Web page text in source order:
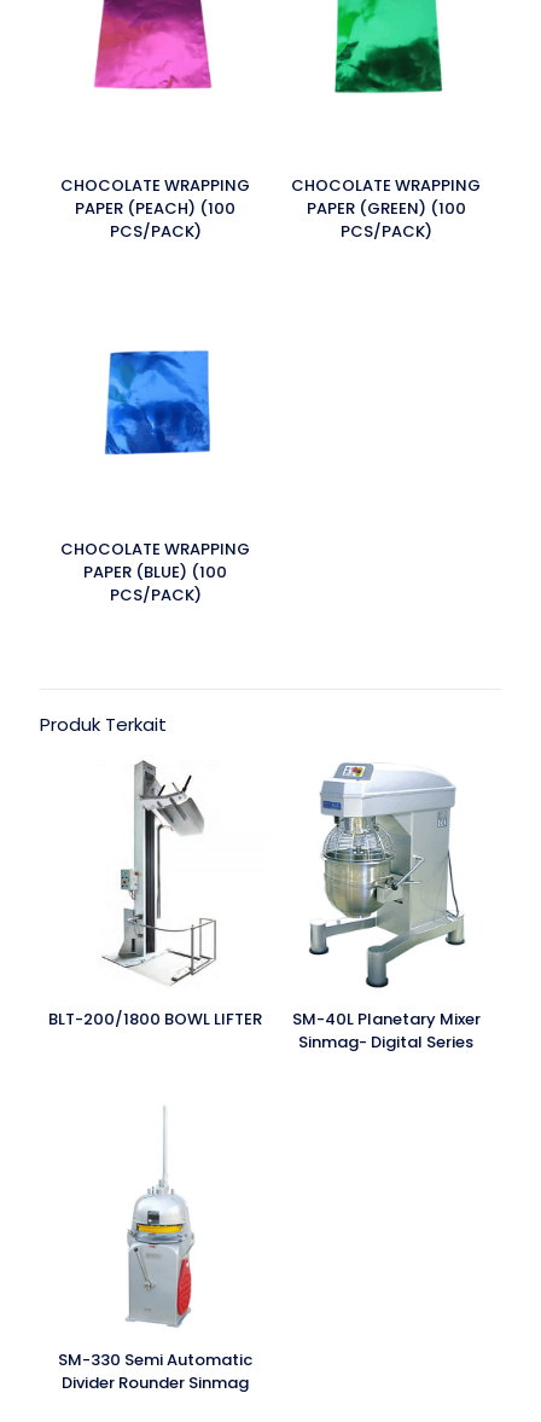
CHOCOLATE WRAPPING
PAPER (PEACH) (100
PCS/PACK)
CHOCOLATE WRAPPING
PAPER (GREEN) (100
PCS/PACK)
CHOCOLATE WRAPPING
PAPER (BLUE) (100
PCS/PACK)
Produk Terkait
BLT-200/1800 BOWL LIFTER
SM-40L Planetary Mixer
Sinmag- Digital Series
SM-330 Semi Automatic
Divider Rounder Sinmag